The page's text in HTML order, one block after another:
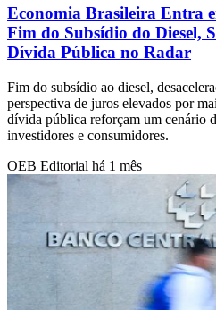
Economia Brasileira Entra
Fim do Subsídio do Diesel,
Dívida Pública no Radar
Fim do subsídio ao diesel,
perspectiva de juros elevados por
dívida pública reforçam um cenário
investidores e consumidores.
OEB Editorial há 1 mês